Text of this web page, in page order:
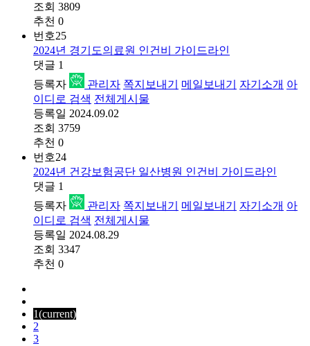
조회 3809
추천 0
번호25
2024년 경기도의료원 인건비 가이드라인
댓글 1
등록자
관리자 쪽지보내기 메일보내기 자기소개 아
이디로 검색 전체게시물
등록일 2024.09.02
조회 3759
추천 0
번호24
2024년 건강보험공단 일산병원 인건비 가이드라인
댓글 1
등록자
관리자 쪽지보내기 메일보내기 자기소개 아
이디로 검색 전체게시물
등록일 2024.08.29
조회 3347
추천 0
1(current)
2
3